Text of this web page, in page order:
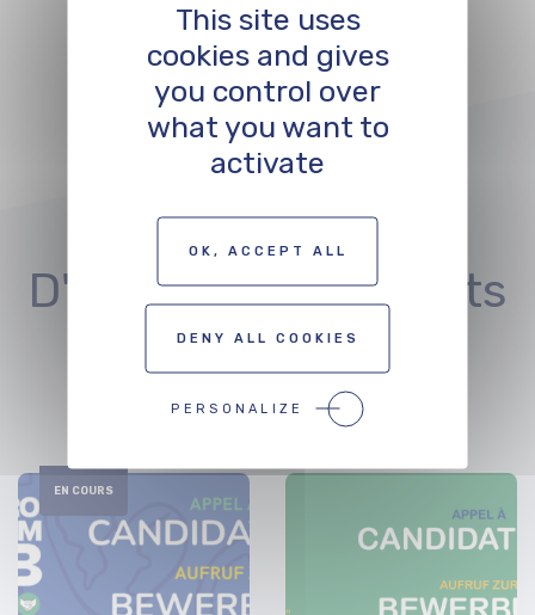
JE M’INSCRIS
D'autres évènements
qui peuvent vous
intéresser
EN COURS
This site uses
cookies and gives
you control over
what you want to
activate
OK, ACCEPT ALL
DENY ALL COOKIES
PERSONALIZE